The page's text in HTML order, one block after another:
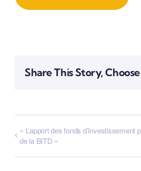
Share This Story,
« ​L’apport des fonds d’investissement
de la BITD »